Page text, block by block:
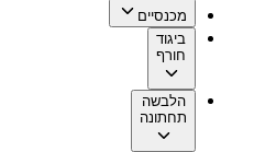
מכנסיים
ביגוד
חורף
הלבשה
תחתונה